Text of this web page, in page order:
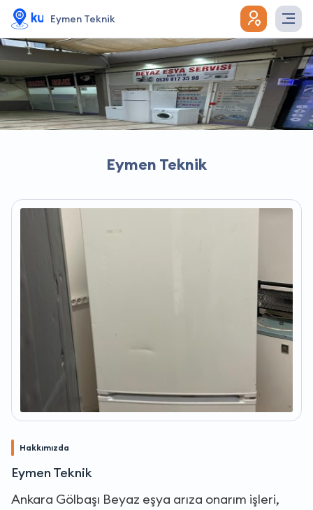
Eymen Teknik
Eymen Teknik
Hakkımızda
Eymen Teknik
Ankara Gölbaşı Beyaz eşya arıza onarım işleri,